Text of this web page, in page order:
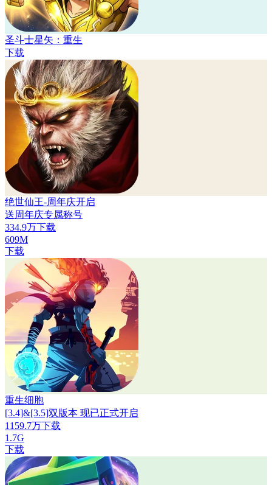
圣斗士星矢：重生
下载
绝世仙王-周年庆开启
送周年庆专属称号
334.9万下载
609M
下载
重生细胞
[3.4]&[3.5]双版本 现已正式开启
1159.7万下载
1.7G
下载